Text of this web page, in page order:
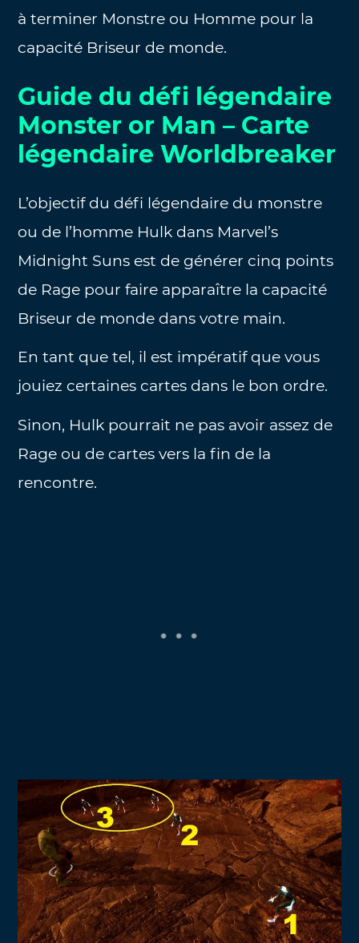
à terminer Monstre ou Homme pour la
capacité Briseur de monde.
Guide du défi légendaire
Monster or Man – Carte
légendaire Worldbreaker
L’objectif du défi légendaire du monstre
ou de l’homme Hulk dans Marvel’s
Midnight Suns est de générer cinq points
de Rage pour faire apparaître la capacité
Briseur de monde dans votre main.
En tant que tel, il est impératif que vous
jouiez certaines cartes dans le bon ordre.
Sinon, Hulk pourrait ne pas avoir assez de
Rage ou de cartes vers la fin de la
rencontre.